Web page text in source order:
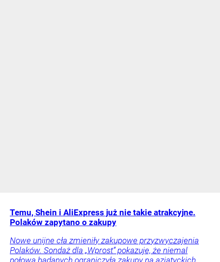
Temu, Shein i AliExpress już nie takie atrakcyjne.
Polaków zapytano o zakupy
Nowe unijne cła zmieniły zakupowe przyzwyczajenia
Polaków. Sondaż dla „Wprost” pokazuje, że niemal